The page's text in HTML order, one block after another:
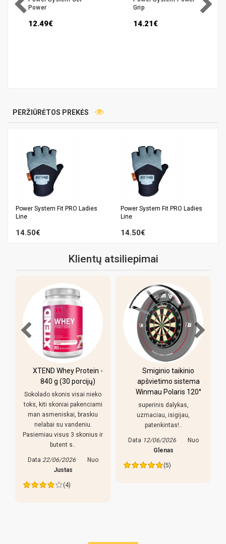
Power
12.49€
Grip
14.21€
PERŽIŪRĖTOS PREKĖS
Power System Fit PRO Ladies
Line
14.50€
Power System Fit PRO Ladies
Line
14.50€
Klientų atsiliepimai
XTEND Whey Protein -
840 g (30 porcijų)
Sokolado skonis visai nieko
toks, kiti skoniai pakenciami
man asmeniskai, braskiu
nelabai su vandeniu.
Pasiemiau visus 3 skonius ir
butent s..
Data 22/06/2026
Nuo
Justas
(4)
Smiginio taikinio
apšvietimo sistema
Winmau Polaris 120°
superinis dalykas,
uzmaciau, isigijau,
patenkintas!..
Data 12/06/2026
Nuo
Glenas
(5)